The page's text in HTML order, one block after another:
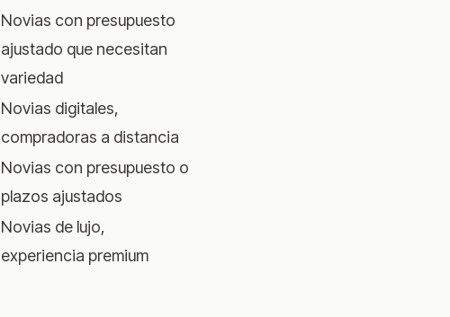
Novias con presupuesto
ajustado que necesitan
variedad
Novias digitales,
compradoras a distancia
Novias con presupuesto o
plazos ajustados
Novias de lujo,
experiencia premium